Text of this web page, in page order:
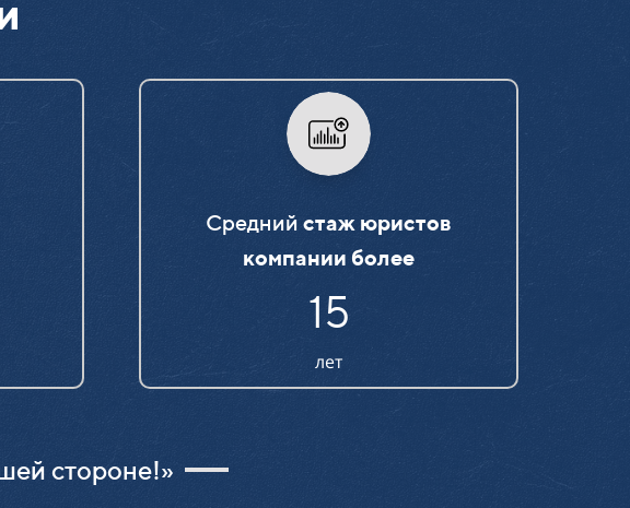
Среднийстаж юристов
компании более
15
лет
стороне!»